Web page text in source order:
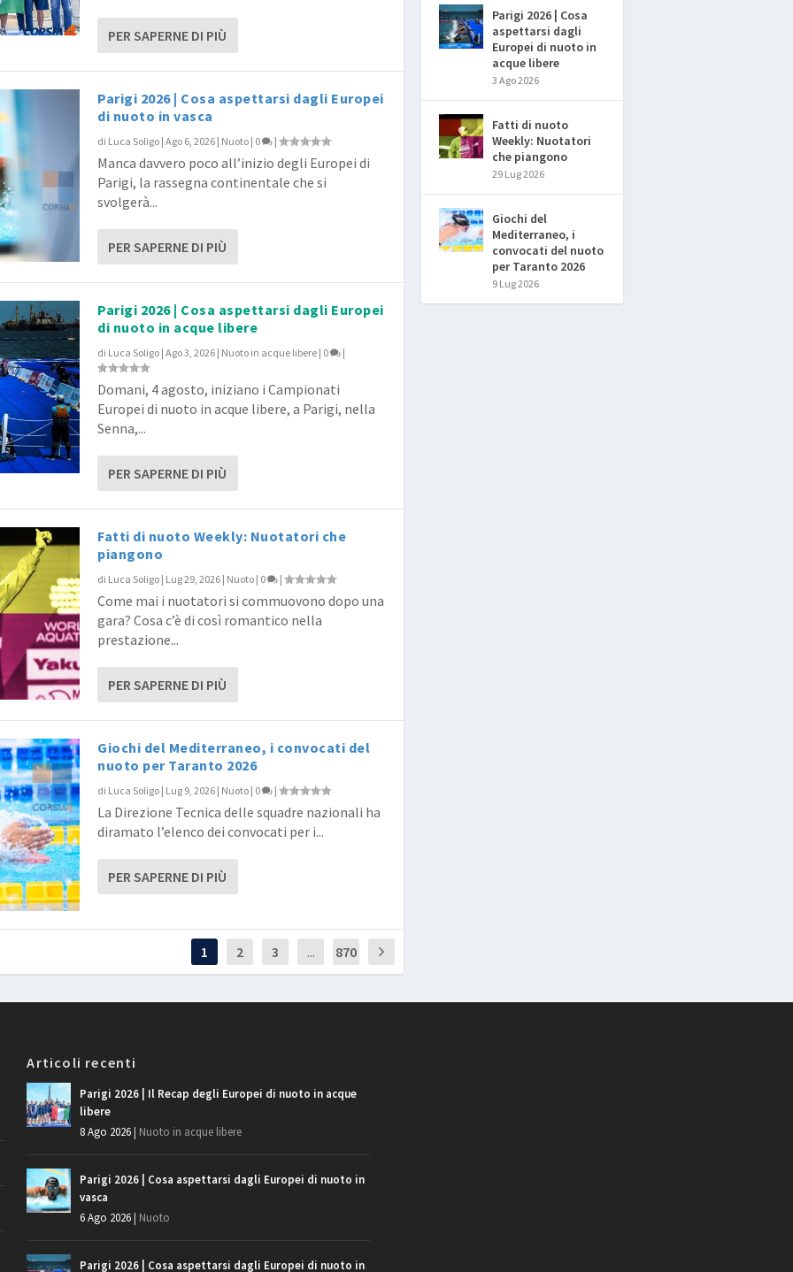
Clos e Proud superst...
|
Clos, Carraro e Bian...
0
Milano: Fabio Scozzo...
|0 |
da record e nuove c...
|
all’8° Trofeo C...
|
PER SAPERNE DI PIÙ
Parigi 2026 | Cosa aspettarsi dagli Europei
di nuoto in vasca
di Luca Soligo | Ago 6, 2026 | Nuoto | 0 |
Manca davvero poco all’inizio degli Europei di
Parigi, la rassegna continentale che si
svolgerà...
PER SAPERNE DI PIÙ
Parigi 2026 | Cosa aspettarsi dagli Europei
di nuoto in acque libere
di Luca Soligo | Ago 3, 2026 | Nuoto in acque libere | 0 |
Domani, 4 agosto, iniziano i Campionati
Europei di nuoto in acque libere, a Parigi, nella
Senna,...
PER SAPERNE DI PIÙ
Fatti di nuoto Weekly: Nuotatori che
piangono
di Luca Soligo | Lug 29, 2026 | Nuoto | 0 |
Come mai i nuotatori si commuovono dopo una
gara? Cosa c’è di così romantico nella
prestazione...
PER SAPERNE DI PIÙ
Giochi del Mediterraneo, i convocati del
nuoto per Taranto 2026
di Luca Soligo | Lug 9, 2026 | Nuoto | 0 |
La Direzione Tecnica delle squadre nazionali ha
diramato l’elenco dei convocati per i...
PER SAPERNE DI PIÙ
1 2 3 ... 870
Parigi 2026 | Cosa
aspettarsi dagli
Europei di nuoto in
acque libere
3 Ago 2026
Fatti di nuoto
Weekly: Nuotatori
che piangono
29 Lug 2026
Giochi del
Mediterraneo, i
convocati del nuoto
per Taranto 2026
9 Lug 2026
Articoli recenti
Parigi 2026 | Il Recap degli Europei di nuoto in acque
libere
8 Ago 2026| Nuoto in acque libere
Parigi 2026 | Cosa aspettarsi dagli Europei di nuoto in
vasca
6 Ago 2026| Nuoto
Parigi 2026 | Cosa aspettarsi dagli Europei di nuoto in